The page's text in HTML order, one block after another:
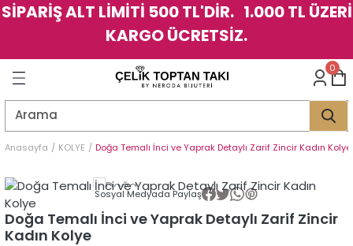
SİPARİŞ ALT LİMİTİ 500 TL'DİR. 1.000 TL ÜZERİ
KARGO ÜCRETSİZ.
Geri Dön
Geri Dön
Geri Dön
Geri Dön
Geri Dön
Geri Dön
0
Anasayfa KOLYE Doğa Temalı İnci ve Yaprak Detaylı Zarif Zincir Kadın Kolye
Sosyal Medyada Paylaş
Doğa Temalı İnci ve Yaprak Detaylı Zarif Zincir
Kadın Kolye
Geri Dön
Geri Dön
Geri Dön
Geri Dön
Geri Dön
Geri Dön